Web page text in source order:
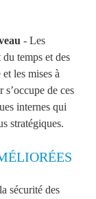
- Les
temps et des
les mises à
de ces
internes qui
stratégiques.
sécurité des